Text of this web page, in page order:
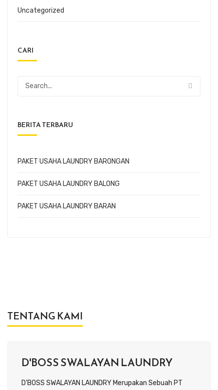
Uncategorized
CARI
BERITA TERBARU
PAKET USAHA LAUNDRY BARONGAN
PAKET USAHA LAUNDRY BALONG
PAKET USAHA LAUNDRY BARAN
TENTANG KAMI
D'BOSS SWALAYAN LAUNDRY
D’BOSS SWALAYAN LAUNDRY Merupakan Sebuah PT